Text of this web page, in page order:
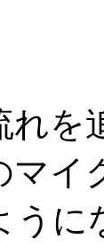
を
マイ
うに